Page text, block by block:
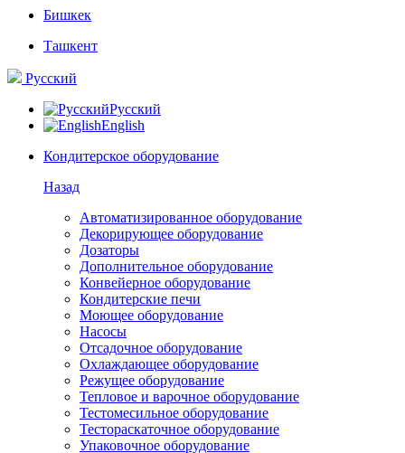
Бишкек
Ташкент
Русский
Русский
English
Кондитерское оборудование
Назад
Автоматизированное оборудование
Декорирующее оборудование
Дозаторы
Дополнительное оборудование
Конвейерное оборудование
Кондитерские печи
Моющее оборудование
Насосы
Отсадочное оборудование
Охлаждающее оборудование
Режущее оборудование
Тепловое и варочное оборудование
Тестомесильное оборудование
Тестораскаточное оборудование
Упаковочное оборудование